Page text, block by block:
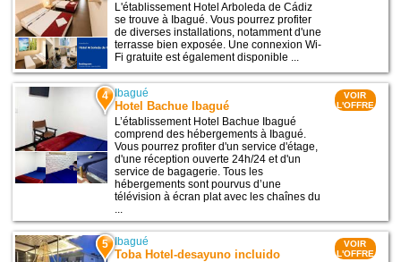
L'établissement Hotel Arboleda de Cádiz
se trouve à Ibagué. Vous pourrez profiter
de diverses installations, notamment d'une
terrasse bien exposée. Une connexion Wi-
Fi gratuite est également disponible ...
4 Ibagué
Hotel Bachue Ibagué
L’établissement Hotel Bachue Ibagué
comprend des hébergements à Ibagué.
Vous pourrez profiter d'un service d'étage,
d'une réception ouverte 24h/24 et d'un
service de bagagerie. Tous les
hébergements sont pourvus d’une
télévision à écran plat avec les chaînes du
VOIR
L'OFFRE
5 Ibagué
Toba Hotel-desayuno incluido
VOIR
L'OFFRE